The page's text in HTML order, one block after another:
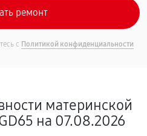
с Политикой конфиденциальности
материнской
на 07.08.2026